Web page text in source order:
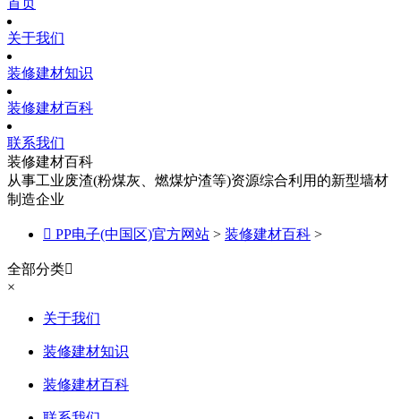
首页
关于我们
装修建材知识
装修建材百科
联系我们
装修建材百科
从事工业废渣(粉煤灰、燃煤炉渣等)资源综合利用的新型墙材
制造企业
 PP电子(中国区)官方网站 > 装修建材百科 >
全部分类
×
关于我们
装修建材知识
装修建材百科